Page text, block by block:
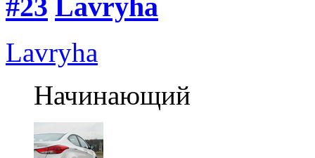
#23 Lavryha
Lavryha
Начинающий